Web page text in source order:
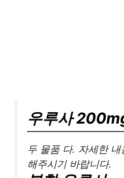
우루사
두 물품 다. 자세한
해주시기 바랍니다.